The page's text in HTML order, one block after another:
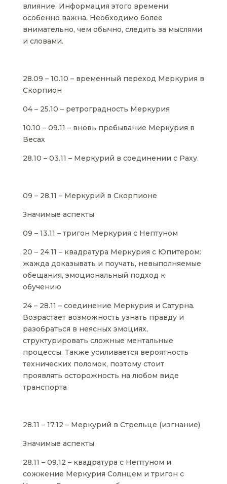
влияние. Информация этого времени
особенно важна. Необходимо более
внимательно, чем обычно, следить за мыслями
и словами.
28.09 – 10.10 – временный переход Меркурия в
Скорпион
04 – 25.10 – ретроградность Меркурия
10.10 – 09.11 – вновь пребывание Меркурия в
Весах
28.10 – 03.11 – Меркурий в соединении с Раху.
09 – 28.11 – Меркурий в Скорпионе
Значимые аспекты
09 – 13.11 – тригон Меркурия с Нептуном
20 – 24.11 – квадратура Меркурия с Юпитером:
жажда доказывать и поучать, невыполняемые
обещания, эмоциональный подход к
обучению
24 – 28.11 – соединение Меркурия и Сатурна.
Возрастает возможность узнать правду и
разобраться в неясных эмоциях,
структурировать сложные ментальные
процессы. Также усиливается вероятность
технических поломок, поэтому стоит
проявлять осторожность на любом виде
транспорта
28.11 – 17.12 – Меркурий в Стрельце (изгнание)
Значимые аспекты
28.11 – 09.12 – квадратура с Нептуном и
сожжение Меркурия Солнцем и тригон с